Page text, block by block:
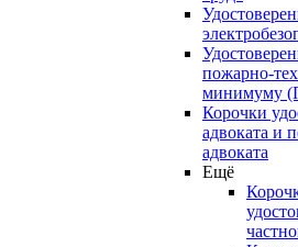
пожарно-
минимуму
Корочки
адвоката и
адвоката
Ещё